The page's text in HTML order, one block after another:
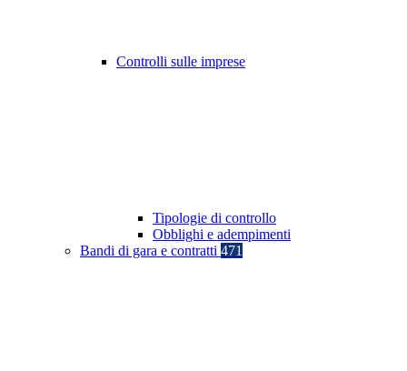
Controlli sulle imprese
Tipologie di controllo
Obblighi e adempimenti
Bandi di gara e contratti 471